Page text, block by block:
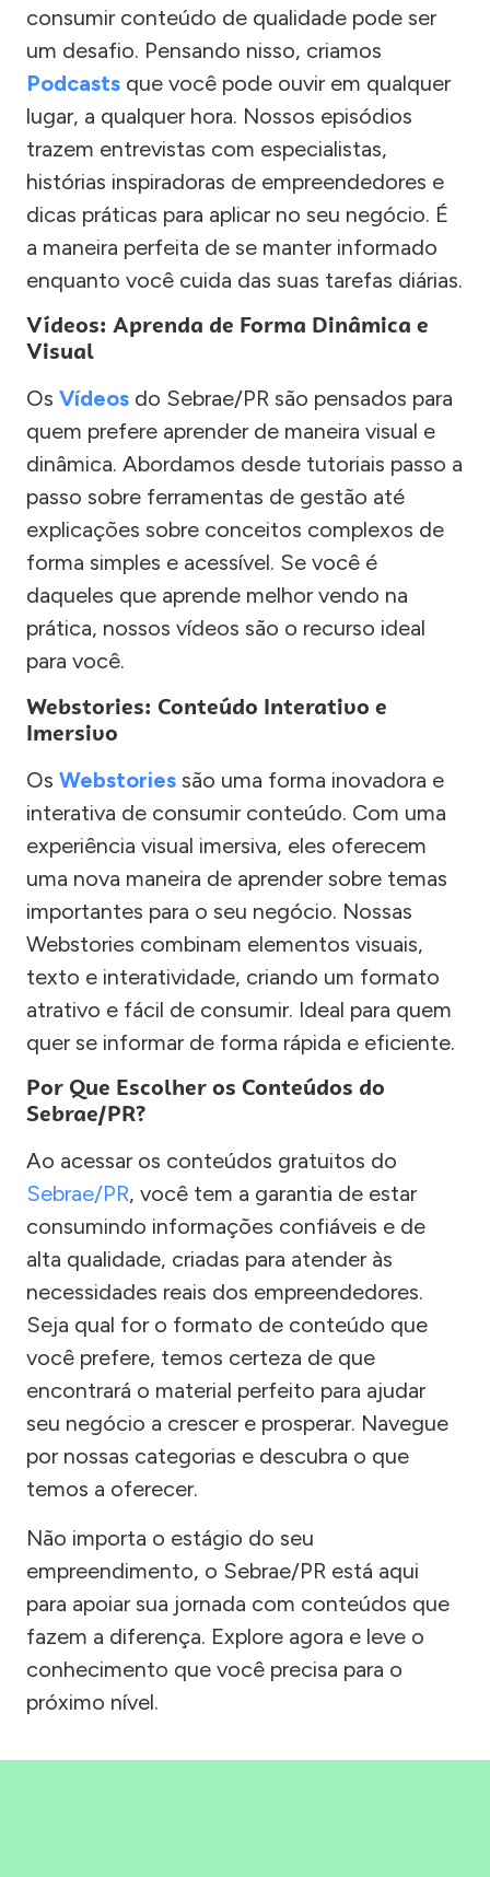
consumir conteúdo de qualidade pode ser
um desafio. Pensando nisso, criamos
Podcasts que você pode ouvir em qualquer
lugar, a qualquer hora. Nossos episódios
trazem entrevistas com especialistas,
histórias inspiradoras de empreendedores e
dicas práticas para aplicar no seu negócio. É
a maneira perfeita de se manter informado
enquanto você cuida das suas tarefas diárias.
Vídeos: Aprenda de Forma Dinâmica e
Visual
Os Vídeos do Sebrae/PR são pensados para
quem prefere aprender de maneira visual e
dinâmica. Abordamos desde tutoriais passo a
passo sobre ferramentas de gestão até
explicações sobre conceitos complexos de
forma simples e acessível. Se você é
daqueles que aprende melhor vendo na
prática, nossos vídeos são o recurso ideal
para você.
Webstories: Conteúdo Interativo e
Imersivo
Os Webstories são uma forma inovadora e
interativa de consumir conteúdo. Com uma
experiência visual imersiva, eles oferecem
uma nova maneira de aprender sobre temas
importantes para o seu negócio. Nossas
Webstories combinam elementos visuais,
texto e interatividade, criando um formato
atrativo e fácil de consumir. Ideal para quem
quer se informar de forma rápida e eficiente.
Por Que Escolher os Conteúdos do
Sebrae/PR?
Ao acessar os conteúdos gratuitos do
Sebrae/PR, você tem a garantia de estar
consumindo informações confiáveis e de
alta qualidade, criadas para atender às
necessidades reais dos empreendedores.
Seja qual for o formato de conteúdo que
você prefere, temos certeza de que
encontrará o material perfeito para ajudar
seu negócio a crescer e prosperar. Navegue
por nossas categorias e descubra o que
temos a oferecer.
Não importa o estágio do seu
empreendimento, o Sebrae/PR está aqui
para apoiar sua jornada com conteúdos que
fazem a diferença. Explore agora e leve o
conhecimento que você precisa para o
próximo nível.